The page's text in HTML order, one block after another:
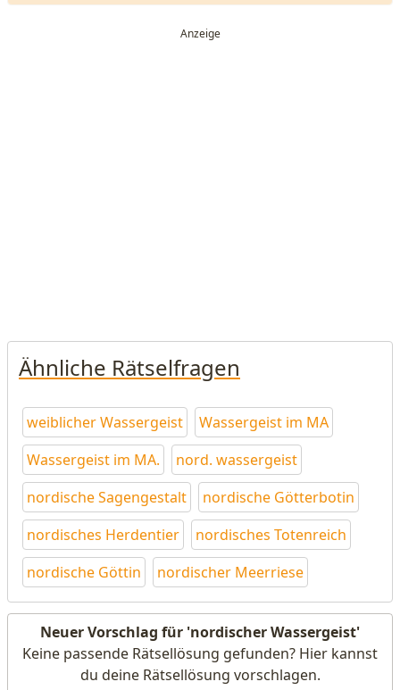
Ähnliche Rätselfragen
weiblicher Wassergeist
Wassergeist im MA
Wassergeist im MA.
nord. wassergeist
nordische Sagengestalt
nordische Götterbotin
nordisches Herdentier
nordisches Totenreich
nordische Göttin
nordischer Meerriese
Neuer Vorschlag für 'nordischer Wassergeist'
Keine passende Rätsellösung gefunden? Hier kannst
du deine Rätsellösung vorschlagen.